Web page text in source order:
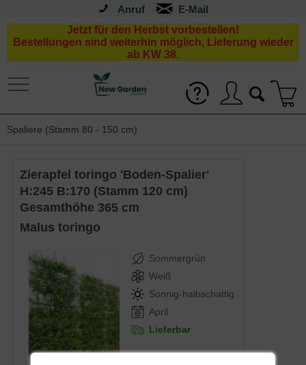
Anruf
Jetzt für den Herbst vorbestellen!
Bestellungen sind weiterhin möglich, Lieferung wieder
ab KW 38.
Spaliere (Stamm 80 - 150 cm)
Zierapfel toringo 'Boden-Spalier'
H:245 B:170 (Stamm 120 cm)
Gesamthöhe 365 cm
Malus toringo
Sommergrün
Weiß
Sonnig-halbschattig
April
Lieferbar